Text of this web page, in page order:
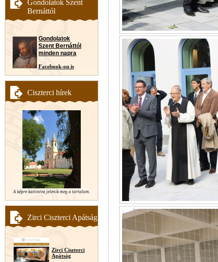
Gondolatok Szent
Bernáttól
Gondolatok
Szent Bernáttól
minden napra
Facebook-on is
Ciszterci hírek
A képre kattintva jelenik meg a tartalom.
Zirci Ciszterci Apátság
Zirci Ciszterci
Apátság